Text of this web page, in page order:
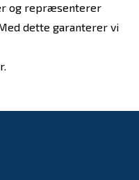
og repræsenterer
dette garanterer vi